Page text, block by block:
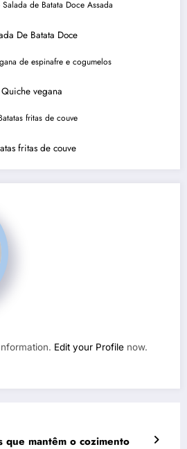
De Batata Doce
Quiche vegana
fritas de couve
Edit your Profile now.
que mantêm o cozimento